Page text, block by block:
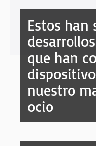
Estos han
que han
nuestro
ocio